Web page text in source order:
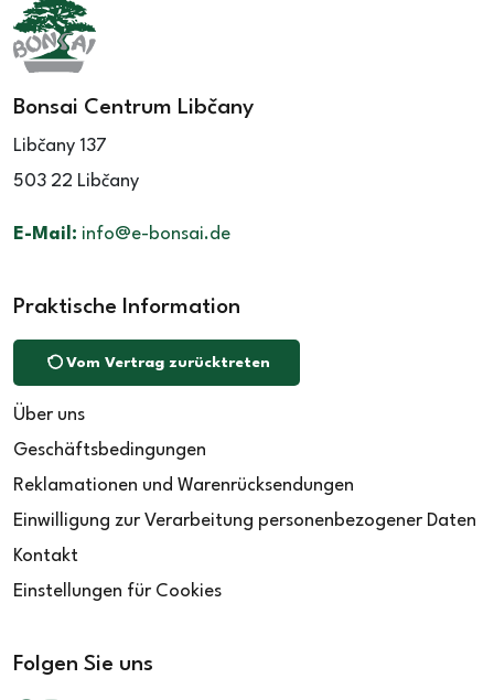
Bonsai Centrum Libčany
Libčany 137
503 22 Libčany
E-Mail: info@e-bonsai.de
Praktische Information
Vom Vertrag zurücktreten
Über uns
Geschäftsbedingungen
Reklamationen und Warenrücksendungen
Einwilligung zur Verarbeitung personenbezogener Daten
Kontakt
Einstellungen für Cookies
Folgen Sie uns